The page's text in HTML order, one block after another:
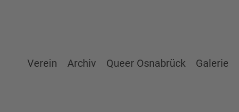
Verein Archiv Queer Osnabrück Galerie